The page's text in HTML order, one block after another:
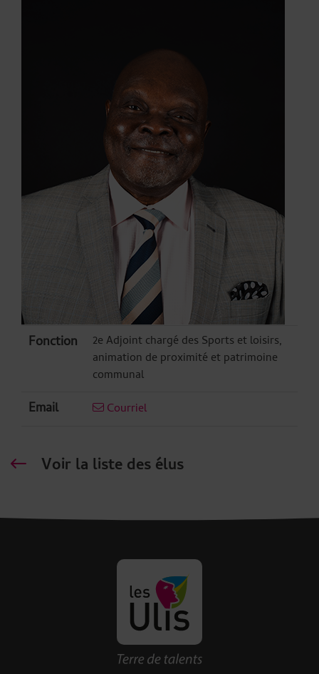
Contenu de la fiche
Fonction
2e Adjoint chargé des Sports et loisirs,
animation de proximité et patrimoine
communal
Email Courriel
Voir la liste des élus
Revenir à la page d'accueil des